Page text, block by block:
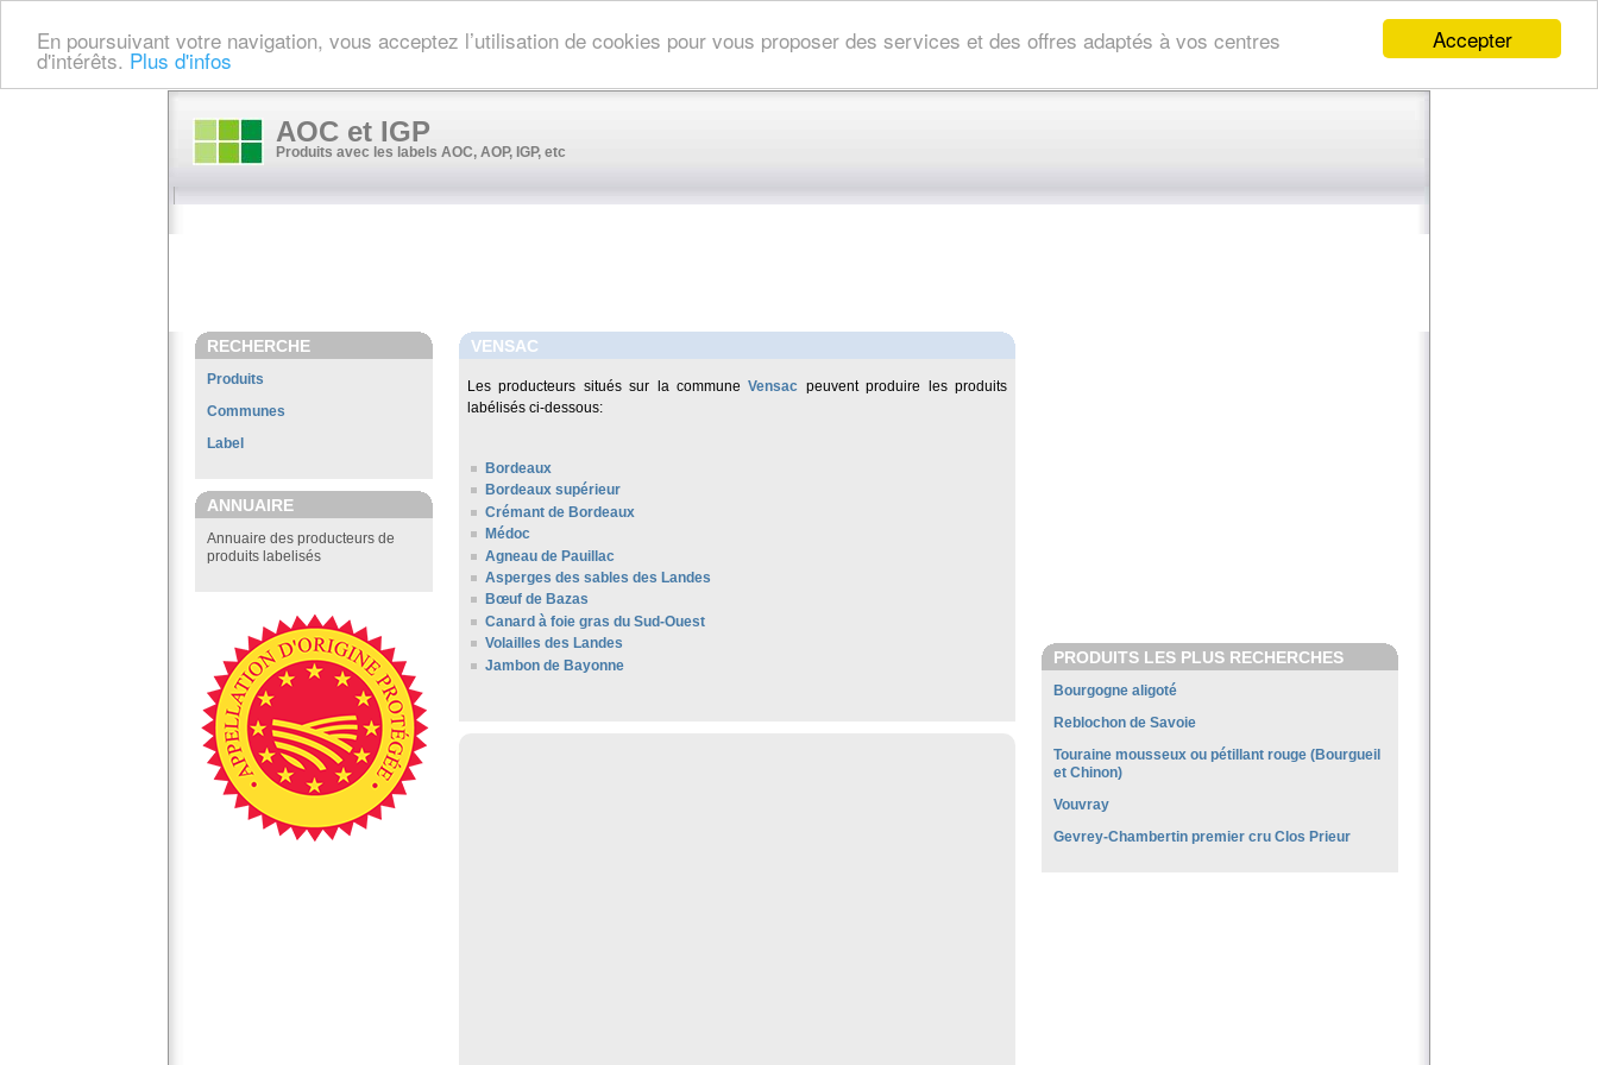
Accepter
En poursuivant votre navigation, vous acceptez l’utilisation de cookies pour vous proposer des services et des offres adaptés à vos centres
d'intérêts. Plus d'infos
AOC et IGP
Produits avec les labels AOC, AOP, IGP, etc
RECHERCHE
Produits
Communes
Label
ANNUAIRE
Annuaire des producteurs de
produits labelisés
VENSAC
Les producteurs situés sur la communeVensac peuvent produire les produits
labélisés ci-dessous:
Bordeaux
Bordeaux supérieur
Crémant de Bordeaux
Médoc
Agneau de Pauillac
Asperges des sables des Landes
Bœuf de Bazas
Canard à foie gras du Sud-Ouest
Volailles des Landes
Jambon de Bayonne
PRODUITS LES PLUS RECHERCHES
Bourgogne aligoté
Reblochon de Savoie
Touraine mousseux ou pétillant rouge (Bourgueil
et Chinon)
Vouvray
Gevrey-Chambertin premier cru Clos Prieur